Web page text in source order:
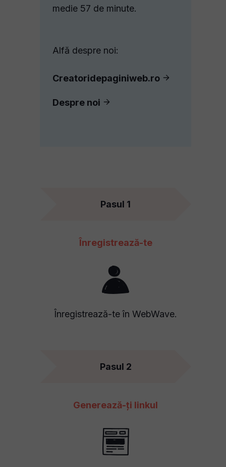
Generează-ți linkul
Pasul 2
Înregistrează-te în WebWave.
Înregistrează-te
Pasul 1
Despre noi
Creatoridepaginiweb.ro
Alfă despre noi:
medie 57 de minute.